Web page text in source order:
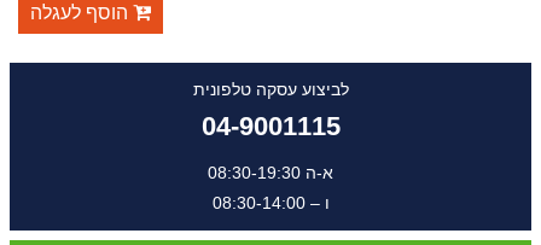
הוסף לעגלה
לביצוע עסקה טלפונית
04-9001115
א-ה 08:30-19:30
ו – 08:30-14:00